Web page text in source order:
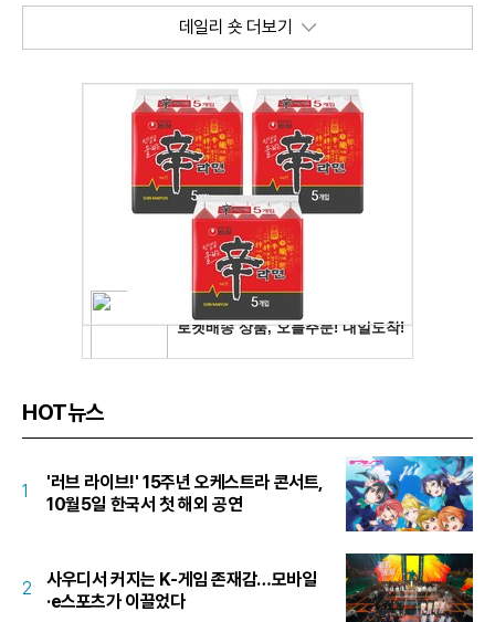
데일리 숏 더보기
HOT뉴스
1
'러브 라이브!' 15주년 오케스트라 콘서트,
10월5일 한국서 첫 해외 공연
2
사우디서 커지는 K-게임 존재감…모바일
·e스포츠가 이끌었다